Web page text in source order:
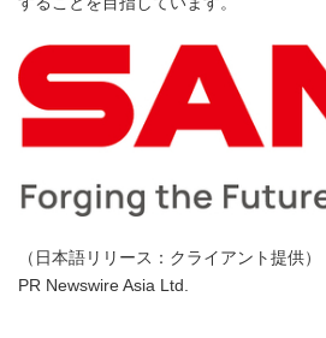
（日本語リリース：クライアント提供）
PR Newswire Asia Ltd.